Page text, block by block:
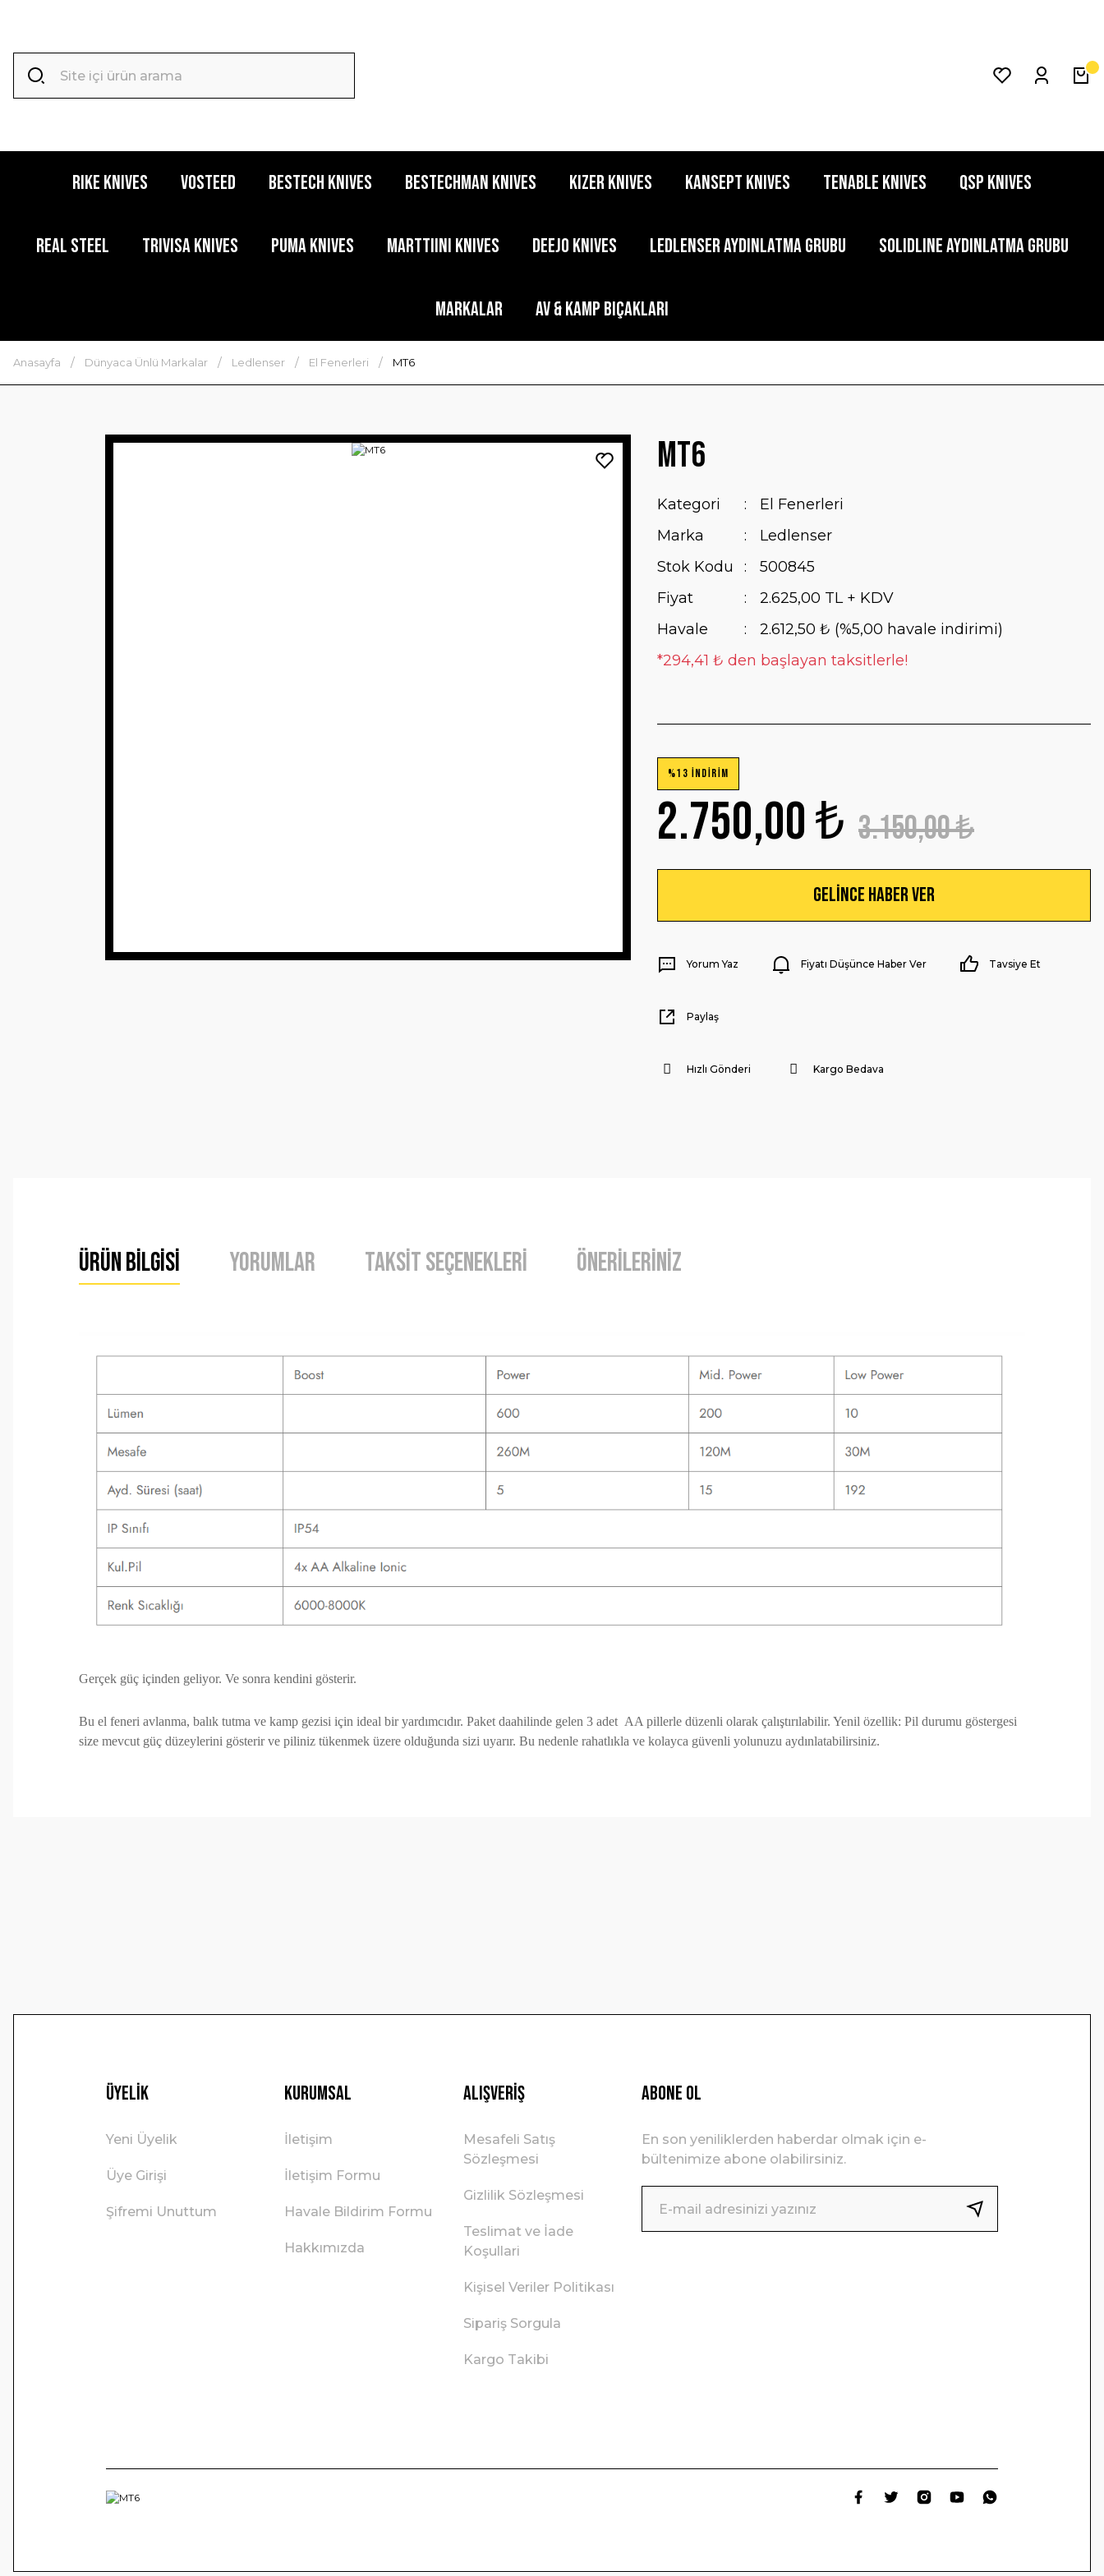
RIKE KNIVES VOSTEED BESTECH KNIVES BESTECHMAN KNIVES KIZER KNIVES KANSEPT KNIVES TENABLE KNIVES QSP KNIVES
REAL STEEL TRIVISA KNIVES PUMA KNIVES MARTTIINI KNIVES DEEJO KNIVES LEDLENSER AYDINLATMA GRUBU SOLIDLINE AYDINLATMA GRUBU
MARKALAR AV & KAMP BIÇAKLARI
Anasayfa Dünyaca Ünlü Markalar Ledlenser El Fenerleri MT6
MT6
Kategori
El Fenerleri
Marka
Ledlenser
Stok Kodu
500845
Fiyat
2.625,00 TL + KDV
Havale
2.612,50 ₺ (%5,00 havale indirimi)
*294,41 ₺ den başlayan taksitlerle!
%13 İNDİRİM
2.750,00 ₺ 3.150,00 ₺
Gelince Haber Ver
Yorum Yaz Fiyatı Düşünce Haber Ver Tavsiye Et
Paylaş
Hızlı Gönderi Kargo Bedava
Ürün Bilgisi Yorumlar Taksit Seçenekleri Önerileriniz
Gerçek güç içinden geliyor. Ve sonra kendini gösterir.
Bu el feneri avlanma, balık tutma ve kamp gezisi için ideal bir yardımcıdır. Paket daahilinde gelen 3 adet AA pillerle düzenli olarak çalıştırılabilir. Yenil özellik: Pil durumu göstergesi
size mevcut güç düzeylerini gösterir ve piliniz tükenmek üzere olduğunda sizi uyarır. Bu nedenle rahatlıkla ve kolayca güvenli yolunuzu aydınlatabilirsiniz.
Üyelik
Yeni Üyelik
Üye Girişi
Şifremi Unuttum
Kurumsal
İletişim
İletişim Formu
Havale Bildirim Formu
Hakkımızda
Alışveriş
Mesafeli Satış
Sözleşmesi
Gizlilik Sözleşmesi
Teslimat ve İade
Koşullari
Kişisel Veriler Politikası
Sipariş Sorgula
Kargo Takibi
ABONE OL
En son yeniliklerden haberdar olmak için e-
bültenimize abone olabilirsiniz.